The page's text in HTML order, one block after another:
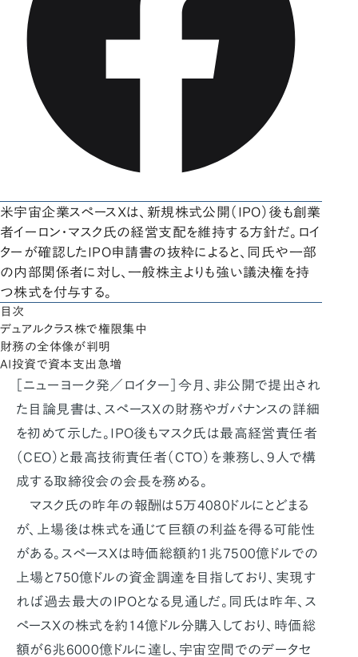
米宇宙企業スペースXは、新規株式公開（IPO）後も創業
者イーロン・マスク氏の経営支配を維持する方針だ。ロイ
ターが確認したIPO申請書の抜粋によると、同氏や一部
の内部関係者に対し、一般株主よりも強い議決権を持
つ株式を付与する。
目次
デュアルクラス株で権限集中
財務の全体像が判明
AI投資で資本支出急増
［ニューヨーク発／ロイター］今月、非公開で提出され
た目論見書は、スペースXの財務やガバナンスの詳細
を初めて示した。IPO後もマスク氏は最高経営責任者
（CEO）と最高技術責任者（CTO）を兼務し、9人で構
成する取締役会の会長を務める。
マスク氏の昨年の報酬は5万4080ドルにとどまる
が、上場後は株式を通じて巨額の利益を得る可能性
がある。スペースXは時価総額約1兆7500億ドルでの
上場と750億ドルの資金調達を目指しており、実現す
れば過去最大のIPOとなる見通しだ。同氏は昨年、ス
ペースXの株式を約14億ドル分購入しており、時価総
額が6兆6000億ドルに達し、宇宙空間でのデータセ